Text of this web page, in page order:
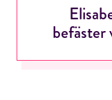
befäster